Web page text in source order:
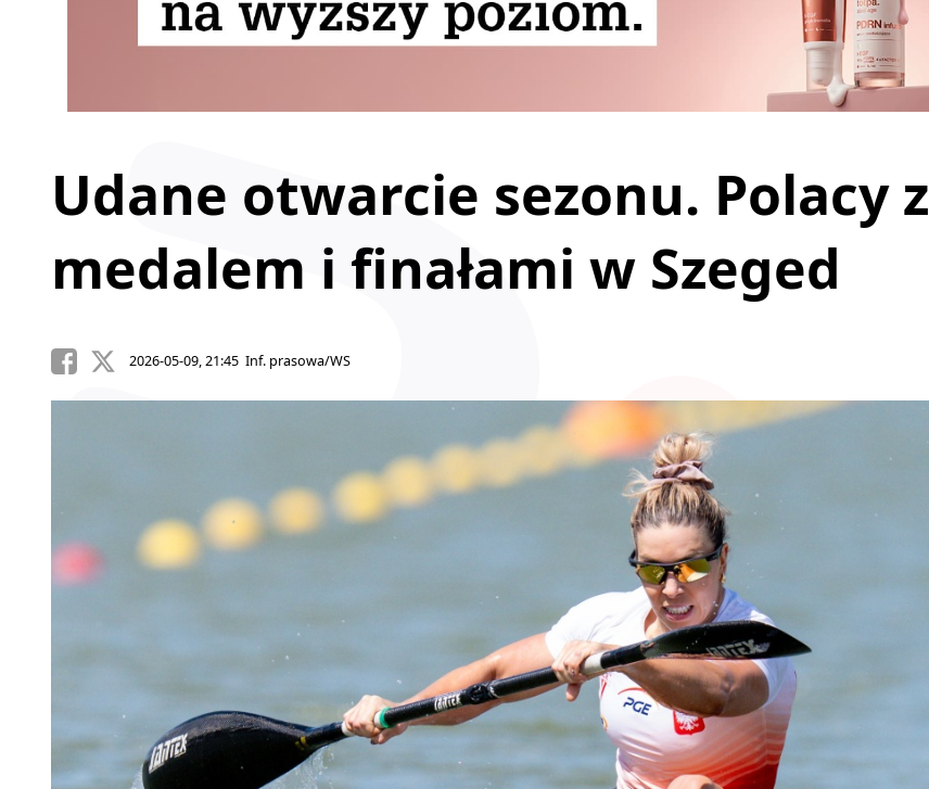
Udane otwarcie sezonu. Polacy z
medalem i finałami w Szeged
2026-05-09, 21:45 Inf. prasowa/WS